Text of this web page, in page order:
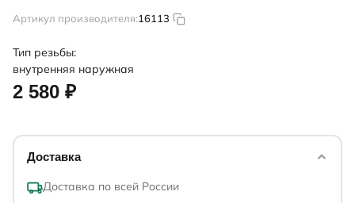
Артикул производителя:16113
Тип резьбы:
внутренняя наружная
2 580 ₽
Доставка
Доставка по всей России